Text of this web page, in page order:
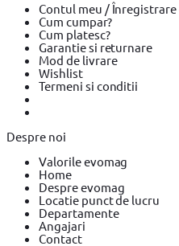
Contul meu /
Cum cumpar?
Cum platesc?
Garantie si returnare
Mod de livrare
Wishlist
Termeni si conditii
Despre noi
Valorile evomag
Home
Despre evomag
Locatie punct de lucru
Departamente
Angajari
Contact